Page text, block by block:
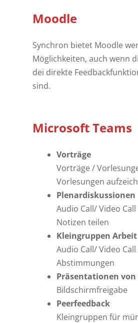
Moodle
Synchron bietet Moodle
Möglichkeiten, auch wenn
dei direkte
sind.
Microsoft Teams
Vorträge
Vorträge /
Vorlesungen
Plenardiskussionen
Audio Call/ Video
Notizen teilen
Kleingruppen Arbeit
Audio Call/ Video
Abstimmungen
Präsentationen
Bildschirmfreigabe
Peerfeedback
Kleingruppen für